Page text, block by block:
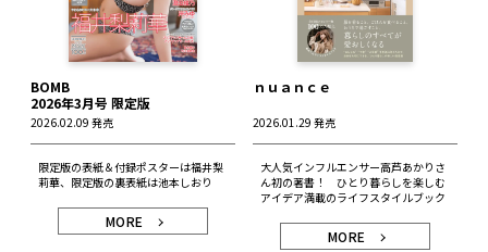
BOMB
2026年3月号 限定版
2026.02.09 発売
限定版の表紙＆付録ポスターは福井梨
莉華、限定版の裏表紙は池本しおり
MORE
ｎｕａｎｃｅ
2026.01.29 発売
大人気インフルエンサー高芦あかりさ
ん初の著書！ ひとり暮らしを楽しむ
アイデア満載のライフスタイルブック
MORE